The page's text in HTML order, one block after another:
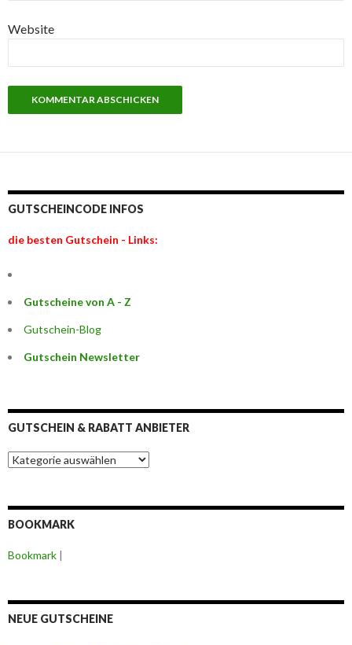
Website
GUTSCHEINCODE INFOS
die besten Gutschein - Links:
Gutscheine von A - Z
Gutschein-Blog
Gutschein Newsletter
GUTSCHEIN & RABATT ANBIETER
G
u
h
i
R
a
BOOKMARK
Bookmark |
NEUE GUTSCHEINE